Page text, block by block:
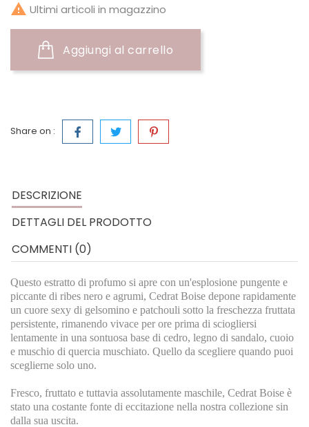
 Ultimi articoli in magazzino
Aggiungi al carrello
Share on :
DESCRIZIONE
DETTAGLI DEL PRODOTTO
COMMENTI (0)
Questo estratto di profumo si apre con un'esplosione pungente e
piccante di ribes nero e agrumi, Cedrat Boise depone rapidamente
un cuore sexy di gelsomino e patchouli sotto la freschezza fruttata
persistente, rimanendo vivace per ore prima di sciogliersi
lentamente in una sontuosa base di cedro, legno di sandalo, cuoio
e muschio di quercia muschiato. Quello da scegliere quando puoi
sceglierne solo uno.
Fresco, fruttato e tuttavia assolutamente maschile, Cedrat Boise è
stato una costante fonte di eccitazione nella nostra collezione sin
dalla sua uscita.